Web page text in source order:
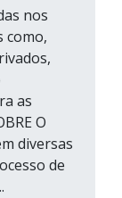
nos
como,
as
O
diversas
de